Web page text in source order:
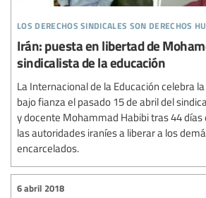
los derechos sindicales son derechos
Irán: puesta en libertad de
sindicalista de la educación
La Internacional de la Educación celebra
bajo fianza el pasado 15 de abril del
y docente Mohammad Habibi tras 44 días
las autoridades iraníes a liberar a los
encarcelados.
6 abril 2018